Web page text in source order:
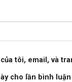
tôi, email, và
cho lần bình